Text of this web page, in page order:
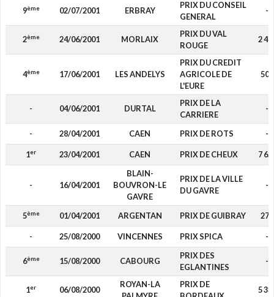
9ème 02/07/2001 ERBRAY
PRIX DU CONSEIL
GENERAL
-
2ème 24/06/2001 MORLAIX
PRIX DU VAL
ROUGE
2
4ème 17/06/2001 LES ANDELYS
PRIX DU CREDIT
AGRICOLE DE
L'EURE
503
- 04/06/2001 DURTAL
PRIX DE LA
CARRIERE
-
- 28/04/2001 CAEN PRIX DE ROTS -
1er 23/04/2001 CAEN PRIX DE CHEUX 7
- 16/04/2001
BLAIN-
BOUVRON-LE
GAVRE
PRIX DE LA VILLE
DU GAVRE
-
5ème 01/04/2001 ARGENTAN PRIX DE GUIBRAY 274
- 25/08/2000 VINCENNES PRIX SPICA -
6ème 15/08/2000 CABOURG
PRIX DES
EGLANTINES
-
1er 06/08/2000
ROYAN-LA
PRIX DE
5